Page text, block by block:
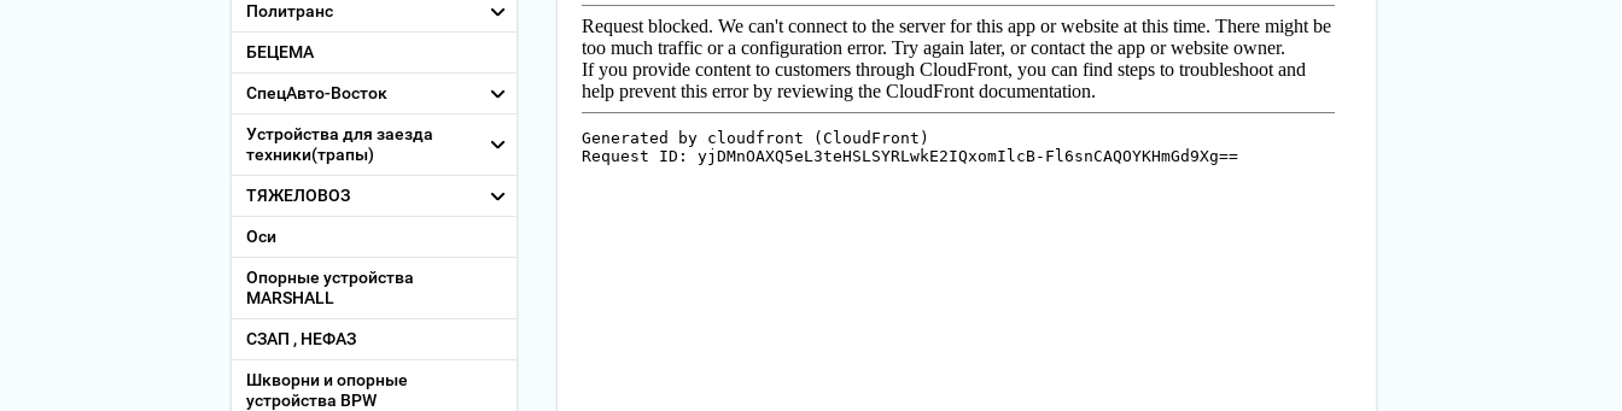
Политранс
БЕЦЕМА
СпецАвто-Восток
Устройства для заезда
техники(трапы)
ТЯЖЕЛОВОЗ
Оси
Опорные устройства
MARSHALL
СЗАП , НЕФАЗ
Шкворни и опорные
устройства BPW